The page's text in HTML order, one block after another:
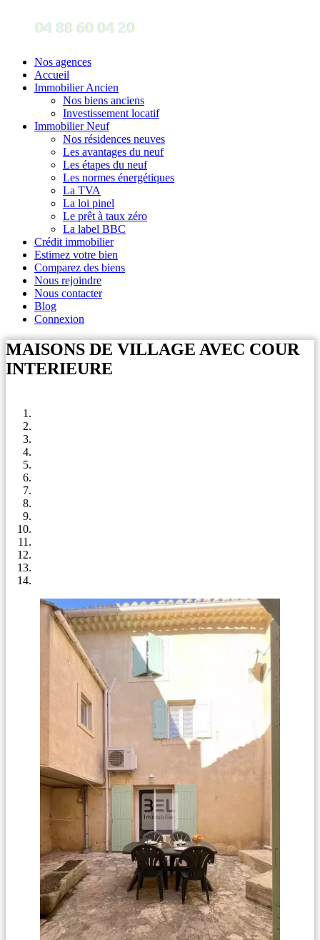
Nos agences
Accueil
Immobilier Ancien
Nos biens anciens
Investissement locatif
Immobilier Neuf
Nos résidences neuves
Les avantages du neuf
Les étapes du neuf
Les normes énergétiques
La TVA
La loi pinel
Le prêt à taux zéro
La label BBC
Crédit immobilier
Estimez votre bien
Comparez des biens
Nous rejoindre
Nous contacter
Blog
Connexion
MAISONS DE VILLAGE AVEC COUR
INTERIEURE